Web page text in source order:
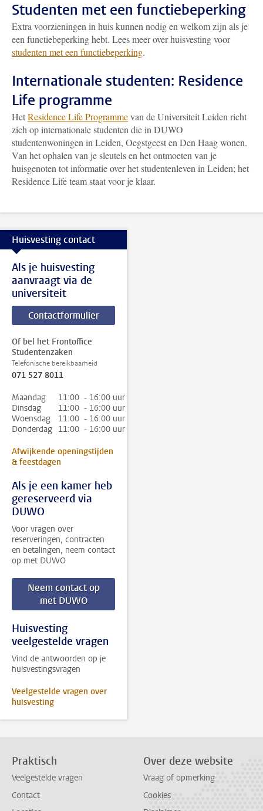
Studenten met een functiebeperking
Extra voorzieningen in huis kunnen nodig en welkom zijn als je
een functiebeperking hebt. Lees meer over huisvesting voor
studenten met een functiebeperking.
Internationale studenten: Residence
Life programme
HetResidence Life Programmevan de Universiteit Leiden richt
zich op internationale studenten die in DUWO
studentenwoningen in Leiden, Oegstgeest en Den Haag wonen.
Van het ophalen van je sleutels en het ontmoeten van je
huisgenoten tot informatie over het studentenleven in Leiden; het
Residence Life team staat voor je klaar.
Huisvesting contact
Als je huisvesting
aanvraagt via de
universiteit
Contactformulier
Of bel het Frontoffice
Studentenzaken
Telefonische bereikbaarheid
071 527 8011
Maandag
11:00 - 16:00 uur
Dinsdag
11:00 - 16:00 uur
Woensdag
11:00 - 16:00 uur
Donderdag 11:00 - 16:00 uur
Afwijkende openingstijden
& feestdagen
Als je een kamer heb
gereserveerd via
DUWO
Voor vragen over
reserveringen, contracten
en betalingen, neem contact
op met DUWO
Neem contact op
met DUWO
Huisvesting
veelgestelde vragen
Vind de antwoorden op je
huisvestingsvragen
Veelgestelde vragen over
huisvesting
Praktisch
Veelgestelde vragen
Contact
Over deze website
Vraag of opmerking
Cookies